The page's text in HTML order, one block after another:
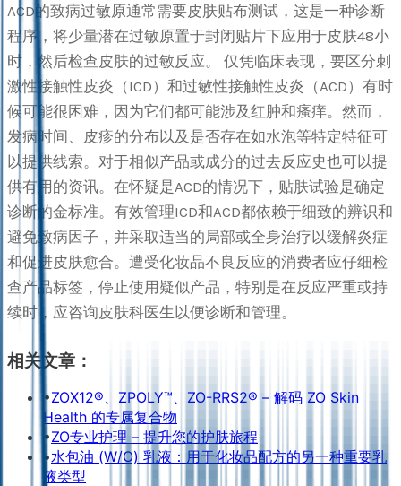
ACD的致病过敏原通常需要皮肤贴布测试，这是一种诊断
程序，将少量潜在过敏原置于封闭贴片下应用于皮肤48小
时，然后检查皮肤的过敏反应。 仅凭临床表现，要区分刺
激性接触性皮炎（ICD）和过敏性接触性皮炎（ACD）有时
候可能很困难，因为它们都可能涉及红肿和瘙痒。然而，
发病时间、皮疹的分布以及是否存在如水泡等特定特征可
以提供线索。对于相似产品或成分的过去反应史也可以提
供有用的资讯。在怀疑是ACD的情况下，贴肤试验是确定
诊断的金标准。有效管理ICD和ACD都依赖于细致的辨识和
避免致病因子，并采取适当的局部或全身治疗以缓解炎症
和促进皮肤愈合。遭受化妆品不良反应的消费者应仔细检
查产品标签，停止使用疑似产品，特别是在反应严重或持
续时，应咨询皮肤科医生以便诊断和管理。
相关文章：
•ZOX12®、ZPOLY™、ZO-RRS2® – 解码 ZO Skin
Health 的专属复合物
•ZO专业护理 – 提升您的护肤旅程
•水包油 (W/O) 乳液：用于化妆品配方的另一种重要乳
液类型